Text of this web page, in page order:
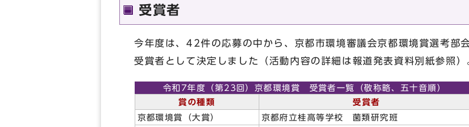
受賞者
今年度は、42件の応募の中から、京都市環境審議会京都環境賞選考部
受賞者として決定しました（活動内容の詳細は報道発表資料別紙参照）
令和7年度（第23回）京都環境賞 受賞者一覧（敬称略、五十音順）
賞の種類
受賞者
京都環境賞（大賞）
京都府立桂高等学校 菌類研究班